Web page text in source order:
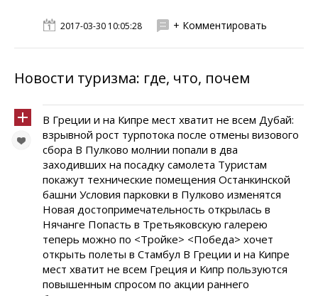
2017-03-30 10:05:28 + Комментировать
Новости туризма: где, что, почем
В Греции и на Кипре мест хватит не всем Дубай:
взрывной рост турпотока после отмены визового
сбора В Пулково молнии попали в два
заходивших на посадку самолета Туристам
покажут технические помещения Останкинской
башни Условия парковки в Пулково изменятся
Новая достопримечательность открылась в
Нячанге Попасть в Третьяковскую галерею
теперь можно по <Тройке> <Победа> хочет
открыть полеты в Стамбул В Греции и на Кипре
мест хватит не всем Греция и Кипр пользуются
повышенным спросом по акции раннего